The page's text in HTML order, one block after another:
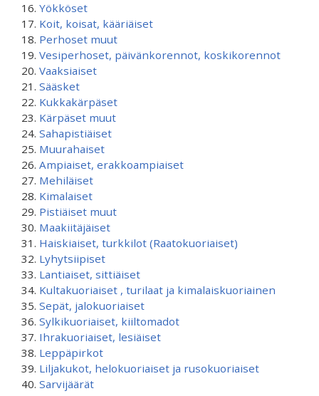
Yökköset
Koit, koisat, kääriäiset
Perhoset muut
Vesiperhoset, päivänkorennot, koskikorennot
Vaaksiaiset
Sääsket
Kukkakärpäset
Kärpäset muut
Sahapistiäiset
Muurahaiset
Ampiaiset, erakkoampiaiset
Mehiläiset
Kimalaiset
Pistiäiset muut
Maakiitäjäiset
Haiskiaiset, turkkilot (Raatokuoriaiset)
Lyhytsiipiset
Lantiaiset, sittiäiset
Kultakuoriaiset , turilaat ja kimalaiskuoriainen
Sepät, jalokuoriaiset
Sylkikuoriaiset, kiiltomadot
Ihrakuoriaiset, lesiäiset
Leppäpirkot
Liljakukot, helokuoriaiset ja rusokuoriaiset
Sarvijäärät